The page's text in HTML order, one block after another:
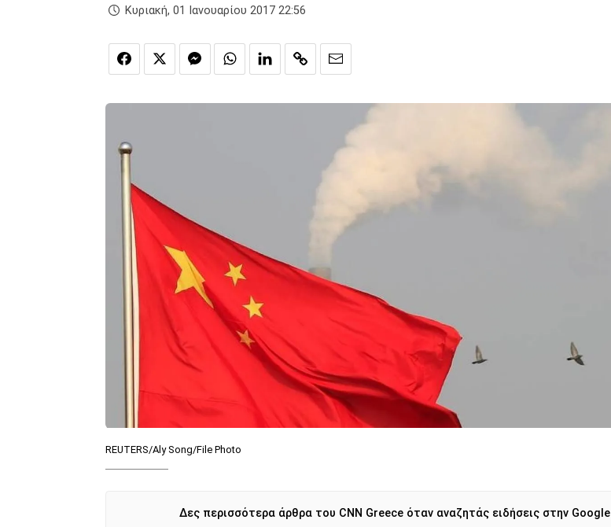
Κυριακή, 01 Ιανουαρίου 2017 22:56
REUTERS/Aly Song/File Photo
Δες περισσότερα άρθρα του CNN Greece όταν αναζητάς ειδήσεις στην Google